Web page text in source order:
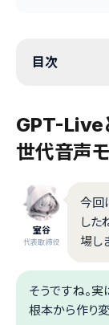
目次
GPT-Live
世代音声
室谷
代表取締役
今回
した
場し
そうですね。
根本から作り変